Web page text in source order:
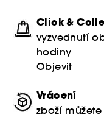
Click &
vyzvednutí
hodiny
Objevit
Vrácení
zboží